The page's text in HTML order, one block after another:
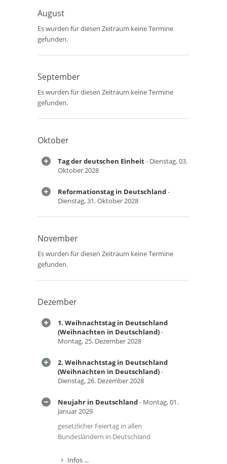
August
Es wurden für diesen Zeitraum keine Termine
gefunden.
September
Es wurden für diesen Zeitraum keine Termine
gefunden.
Oktober
Tag der deutschen Einheit- Dienstag, 03.
Oktober 2028
Reformationstag in Deutschland-
Dienstag, 31. Oktober 2028
November
Es wurden für diesen Zeitraum keine Termine
gefunden.
Dezember
1. Weihnachtstag in Deutschland
(Weihnachten in Deutschland)-
Montag, 25. Dezember 2028
2. Weihnachtstag in Deutschland
(Weihnachten in Deutschland)-
Dienstag, 26. Dezember 2028
Neujahr in Deutschland- Montag, 01.
Januar 2029
gesetzlicher Feiertag in allen
Bundesländern in Deutschland
Infos ...